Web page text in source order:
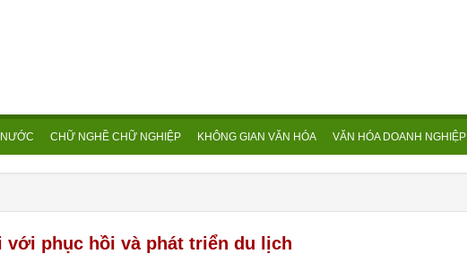
CHỮ NGHỀ CHỮ NGHIỆP KHÔNG GIAN VĂN HÓA VĂN HÓA DOANH NGHIỆP
phục hồi và phát triển du lịch